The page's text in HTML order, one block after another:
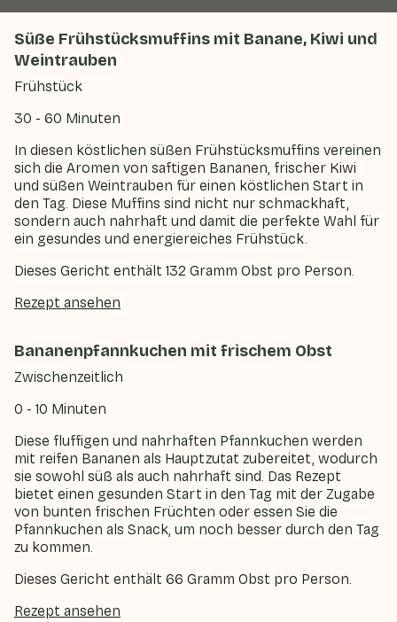
Süße Frühstücksmuffins mit Banane, Kiwi und
Weintrauben
Frühstück
30 - 60 Minuten
In diesen köstlichen süßen Frühstücksmuffins vereinen
sich die Aromen von saftigen Bananen, frischer Kiwi
und süßen Weintrauben für einen köstlichen Start in
den Tag. Diese Muffins sind nicht nur schmackhaft,
sondern auch nahrhaft und damit die perfekte Wahl für
ein gesundes und energiereiches Frühstück.
Dieses Gericht enthält 132 Gramm Obst pro Person.
Rezept ansehen
Bananenpfannkuchen mit frischem Obst
Zwischenzeitlich
0 - 10 Minuten
Diese fluffigen und nahrhaften Pfannkuchen werden
mit reifen Bananen als Hauptzutat zubereitet, wodurch
sie sowohl süß als auch nahrhaft sind. Das Rezept
bietet einen gesunden Start in den Tag mit der Zugabe
von bunten frischen Früchten oder essen Sie die
Pfannkuchen als Snack, um noch besser durch den Tag
zu kommen.
Dieses Gericht enthält 66 Gramm Obst pro Person.
Rezept ansehen